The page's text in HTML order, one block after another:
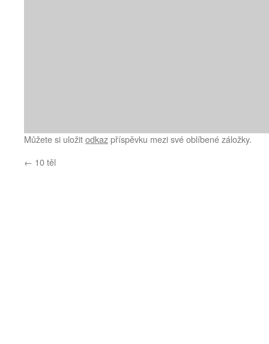
Můžete si uložitodkazpříspěvku mezi své oblíbené záložky.
← 10 těl